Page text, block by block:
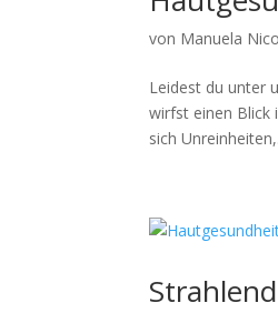
von Manuela
Leidest du unter
wirfst einen Blick
sich